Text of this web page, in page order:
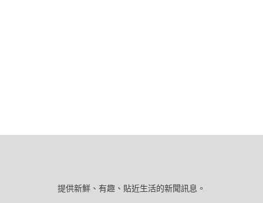
提供新鮮、有趣、貼近生活的新聞訊息。